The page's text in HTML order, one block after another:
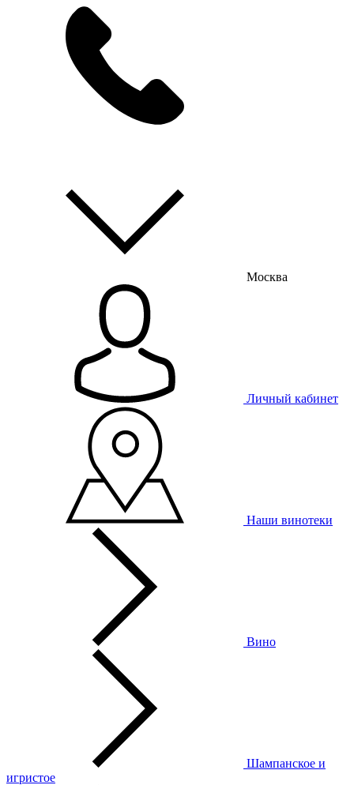
Москва
Личный кабинет
Наши винотеки
Вино
Шампанское и
игристое